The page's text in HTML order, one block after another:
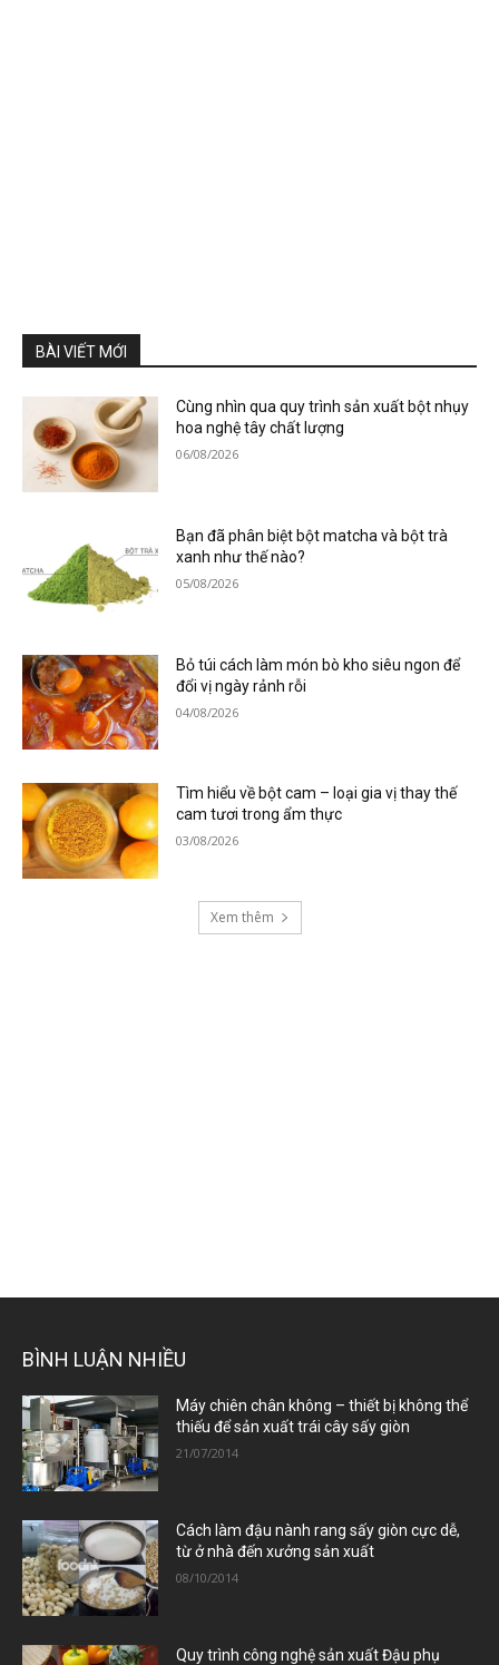
BÀI VIẾT MỚI
Cùng nhìn qua quy trình sản xuất bột nhụy
hoa nghệ tây chất lượng
06/08/2026
Bạn đã phân biệt bột matcha và bột trà
xanh như thế nào?
05/08/2026
Bỏ túi cách làm món bò kho siêu ngon để
đổi vị ngày rảnh rỗi
04/08/2026
Tìm hiểu về bột cam – loại gia vị thay thế
cam tươi trong ẩm thực
03/08/2026
Xem thêm
BÌNH LUẬN NHIỀU
Máy chiên chân không – thiết bị không thể
thiếu để sản xuất trái cây sấy giòn
21/07/2014
Cách làm đậu nành rang sấy giòn cực dễ,
từ ở nhà đến xưởng sản xuất
08/10/2014
Quy trình công nghệ sản xuất Đậu phụ